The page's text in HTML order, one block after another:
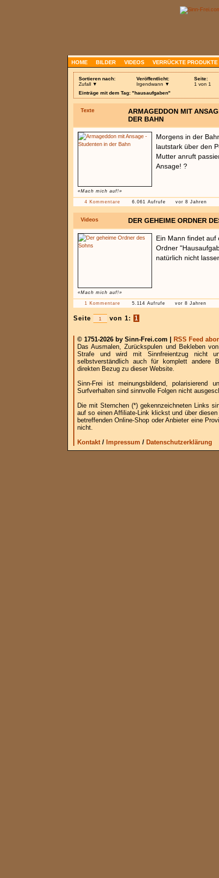
HOME BILDER VIDEOS VERRÜCKTE PRODUKTE
Sortieren nach:
Zufall ▼
Veröffentlicht:
Irgendwann ▼
Seite:
1 von 1
Einträge mit dem Tag: "hausaufgaben"
Texte
ARMAGEDDON MIT
DER BAHN
«Mach mich auf!»
Morgens in der
lautstark über den
Mutter anruft
Ansage! ?
4 Kommentare 6.061 Aufrufe vor 8 Jahren
Videos DER GEHEIME ORDNER
«Mach mich auf!»
Ein Mann findet auf
Ordner
natürlich nicht
1 Kommentare 5.114 Aufrufe vor 8 Jahren
Seite von 1: 1
© 1751-2026 by Sinn-Frei.com |
RSS Feed
Das Ausmalen, Zurückspulen und Bekleben
Strafe und wird mit Sinnfreientzug nicht
selbstverständlich auch für komplett andere
direkten Bezug zu dieser Website.
Sinn-Frei ist meinungsbildend, polarisierend
Surfverhalten sind sinnvolle Folgen nicht
Die mit Sternchen (*) gekennzeichneten Links
auf so einen Affiliate-Link klickst und über
betreffenden Online-Shop oder Anbieter eine
nicht.
Kontakt/ Impressum / Datenschutzerklärung